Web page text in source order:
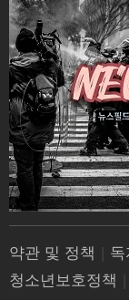
약관 및 정책 독
청소년보호정책